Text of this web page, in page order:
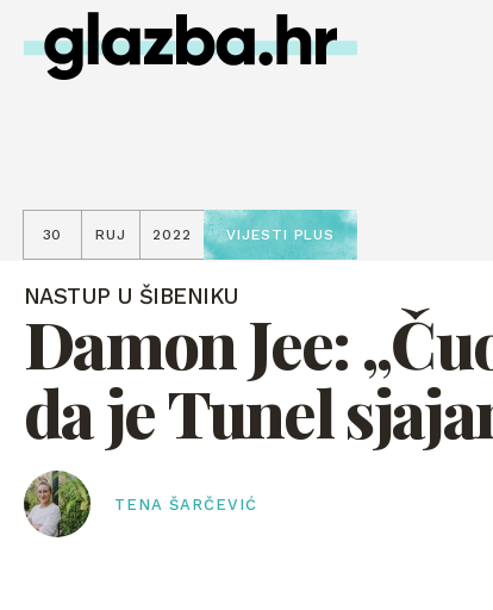
30 RUJ 2022 VIJESTI PLUS
NASTUP U ŠIBENIKU
Damon Jee:
da je Tunel
TENA ŠARČEVIĆ